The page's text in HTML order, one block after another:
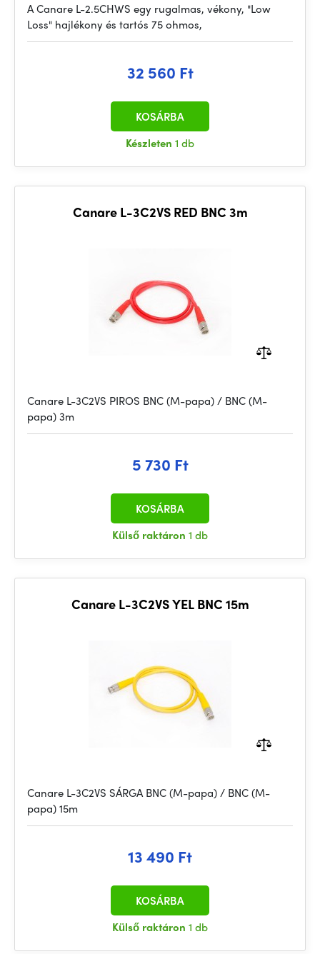
A Canare L-2.5CHWS egy rugalmas, vékony, "Low
Loss" hajlékony és tartós 75 ohmos,
32 560 Ft
Készleten 1 db
KOSÁRBA
Canare L-3C2VS RED BNC 3m
Canare L-3C2VS PIROS BNC (M-papa) / BNC (M-
papa) 3m
5 730 Ft
Külső raktáron 1 db
KOSÁRBA
Canare L-3C2VS YEL BNC 15m
Canare L-3C2VS SÁRGA BNC (M-papa) / BNC (M-
papa) 15m
13 490 Ft
Külső raktáron 1 db
KOSÁRBA